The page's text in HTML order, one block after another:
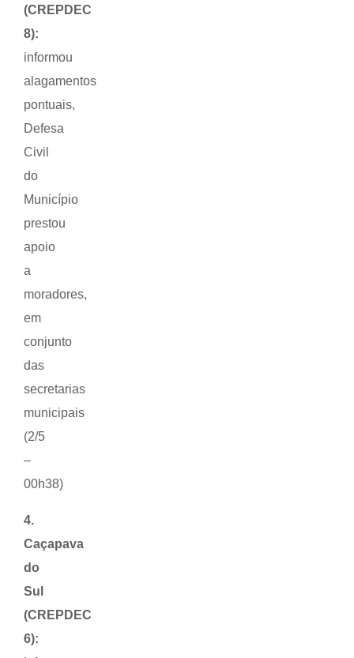
(CREPDEC
8):
informou
alagamentos
pontuais,
Defesa
Civil
do
Município
prestou
apoio
a
moradores,
em
conjunto
das
secretarias
municipais
(2/5
–
00h38)
4.
Caçapava
do
Sul
(CREPDEC
6):